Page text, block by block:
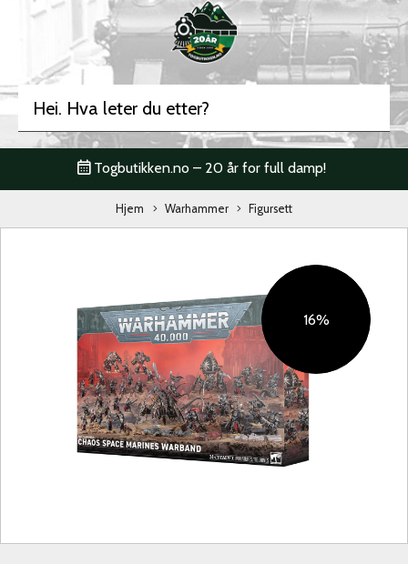
Togbutikken.no – 20 år for full damp!
Hjem Warhammer Figursett
16%